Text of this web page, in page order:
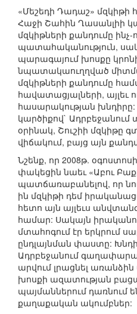
«Մեշեդի Դադաշ» մզկիթի
Հաջի Շահին Ղասանլիի
մզկիթների քանդումը
պատահականություն,
պարագայում խոսքը
նպատակաուղղված
մզկիթների քանդումը
հավատացյալների, այլեւ
հասարակության
կարծիքով` Ադրբեջանում
օրինակ, Շուշիի մզկիթը
վիճակում, բայց այն
Նշենք, որ 2008թ.
փակեցին նաեւ «Աբու
պատճառաբանելով, որ
ին մզկիթի դեմ
հետո այն այլեւս
համար: Սակայն
մտահոգում էր երկրում
ընդլայնման փաստը:
Ադրբեջանում
արվում լրացնել առանձին
խոսքի ազատության
պայմաններում դառնում
քաղաքական ակումբներ: